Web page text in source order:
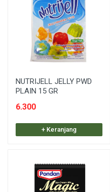
NUTRIJELL JELLY PWD
PLAIN 15 GR
6.300
+ Keranjang